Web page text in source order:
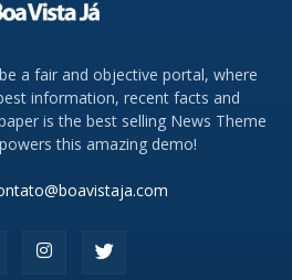
a fair and objective portal, where
information, recent facts and
is the best selling News Theme
this amazing demo!